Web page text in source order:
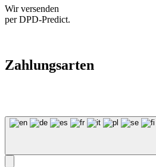
Wir versenden
per DPD-Predict.
Zahlungsarten